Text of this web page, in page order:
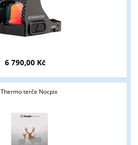
6 790,00 Kč
Thermo terče Nocpix